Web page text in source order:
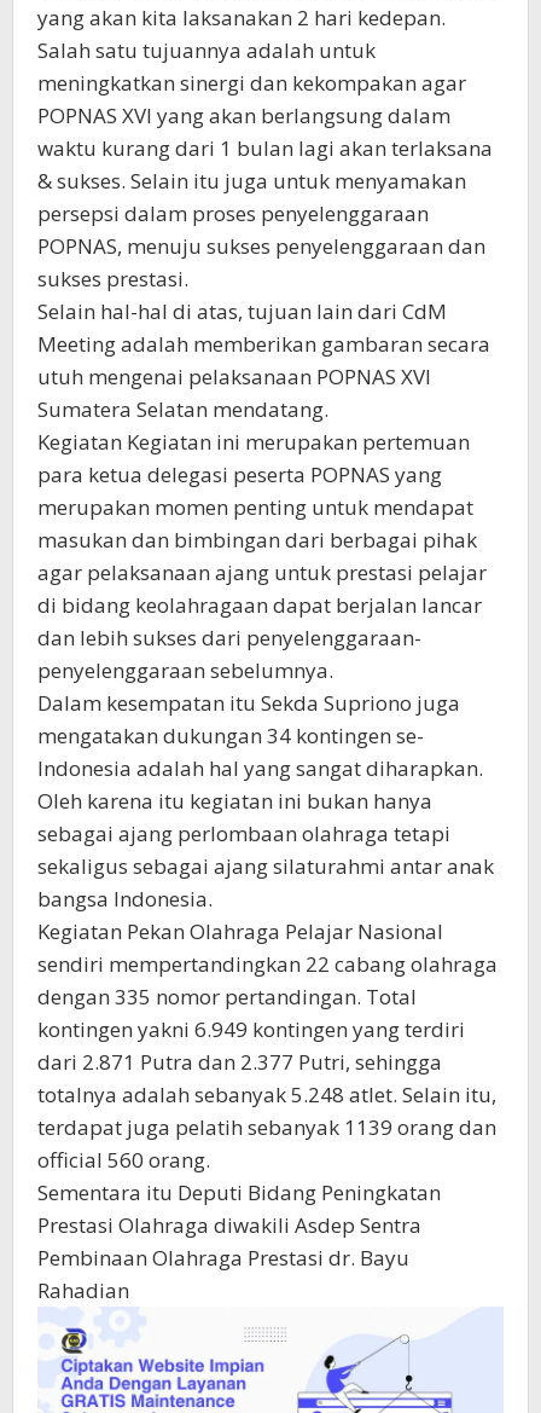
yang akan kita laksanakan 2 hari kedepan.
Salah satu tujuannya adalah untuk
meningkatkan sinergi dan kekompakan agar
POPNAS XVI yang akan berlangsung dalam
waktu kurang dari 1 bulan lagi akan terlaksana
& sukses. Selain itu juga untuk menyamakan
persepsi dalam proses penyelenggaraan
POPNAS, menuju sukses penyelenggaraan dan
sukses prestasi.
Selain hal-hal di atas, tujuan lain dari CdM
Meeting adalah memberikan gambaran secara
utuh mengenai pelaksanaan POPNAS XVI
Sumatera Selatan mendatang.
Kegiatan Kegiatan ini merupakan pertemuan
para ketua delegasi peserta POPNAS yang
merupakan momen penting untuk mendapat
masukan dan bimbingan dari berbagai pihak
agar pelaksanaan ajang untuk prestasi pelajar
di bidang keolahragaan dapat berjalan lancar
dan lebih sukses dari penyelenggaraan-
penyelenggaraan sebelumnya.
Dalam kesempatan itu Sekda Supriono juga
mengatakan dukungan 34 kontingen se-
Indonesia adalah hal yang sangat diharapkan.
Oleh karena itu kegiatan ini bukan hanya
sebagai ajang perlombaan olahraga tetapi
sekaligus sebagai ajang silaturahmi antar anak
bangsa Indonesia.
Kegiatan Pekan Olahraga Pelajar Nasional
sendiri mempertandingkan 22 cabang olahraga
dengan 335 nomor pertandingan. Total
kontingen yakni 6.949 kontingen yang terdiri
dari 2.871 Putra dan 2.377 Putri, sehingga
totalnya adalah sebanyak 5.248 atlet. Selain itu,
terdapat juga pelatih sebanyak 1139 orang dan
official 560 orang.
Sementara itu Deputi Bidang Peningkatan
Prestasi Olahraga diwakili Asdep Sentra
Pembinaan Olahraga Prestasi dr. Bayu
Rahadian